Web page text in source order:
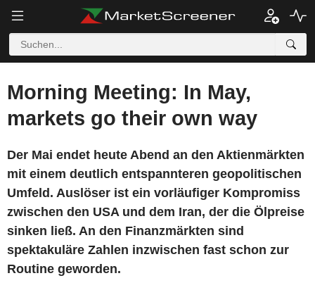
Morning Meeting: In May,
markets go their own way
Der Mai endet heute Abend an den Aktienmärkten
mit einem deutlich entspannteren geopolitischen
Umfeld. Auslöser ist ein vorläufiger Kompromiss
zwischen den USA und dem Iran, der die Ölpreise
sinken ließ. An den Finanzmärkten sind
spektakuläre Zahlen inzwischen fast schon zur
Routine geworden.